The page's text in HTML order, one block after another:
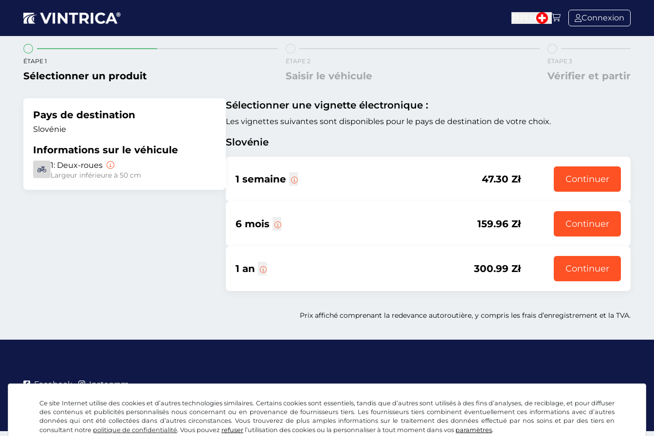
Ce site Internet utilise des cookies et d’autres technologies similaires. Certains cookies sont essentiels, tandis que d’autres sont utilisés à des fins d’analyses, de reciblage, et pour diffuser
des contenus et publicités personnalisés nous concernant ou en provenance de fournisseurs tiers. Les fournisseurs tiers combinent éventuellement ces informations avec d’autres
données qui ont été collectées dans d’autres circonstances. Vous trouverez de plus amples informations sur le traitement des données effectué par nos soins et par des tiers en
consultant notre politique de confidentialité. Vous pouvez refuser l’utilisation des cookies ou la personnaliser à tout moment dans vos paramètres.
Connexion
ÉTAPE 1
Sélectionner un produit
ÉTAPE 2
Saisir le véhicule
ÉTAPE 3
Vérifier et partir
Pays de destination
Slovénie
Informations sur le véhicule
1: Deux-roues
Largeur inférieure à 50 cm
Sélectionner une vignette électronique :
Les vignettes suivantes sont disponibles pour le pays de destination de votre choix.
Slovénie
1 semaine 47.30 Zł Continuer
6 mois 159.96 Zł Continuer
1 an 300.99 Zł Continuer
Prix affiché comprenant la redevance autoroutière, y compris les frais d’enregistrement et la TVA.
Facebook Instagram
CGV/droit de rétractation Politique de confidentialité Paramétrage des cookies Mentions légales